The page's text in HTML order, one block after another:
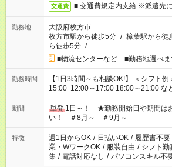
交通費 ■ 交通費規定内支給 ※派遣先
勤務地
大阪府枚方市
枚方市駅から徒歩5分 / 樟葉駅から徒
ら徒歩5分 / …
■物流センターなど ■勤務地選べま
勤務時間
【1日3時間～も相談OK!】 ＜シフト例＞ 9:00～12:00 10:00～
15:00 12:00～17:00 18:00～21:00 など こちら以外の時間帯
お気軽にご相談ください！
期間 単発 1日～！ ★勤務開始日や期間は
い！ ＃8月～ ＃9月～
特徴 週1日からOK / 日払いOK / 履歴書不要
業・WワークOK / 服装自由 / シフト勤
集 / 電話対応なし / パソコンスキル不